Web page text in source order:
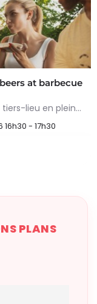
at barbecue
18 musiciens, un concert gratuit et un tiers-lieu en plein effervescence : « Les Oiseaux de Trottoir » font…
16h30 - 17h30
PLANS